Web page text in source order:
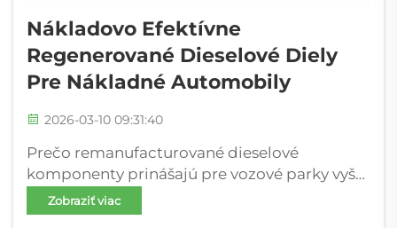
Nákladovo Efektívne
Regenerované Dieselové Diely
Pre Nákladné Automobily
2026-03-10 09:31:40
Prečo remanufacturované dieselové
komponenty prinášajú pre vozové parky vyšší
návrat investícií (ROI) 30–50 % nižšie
pořizovacie náklady oproti novým
Zobraziť viac